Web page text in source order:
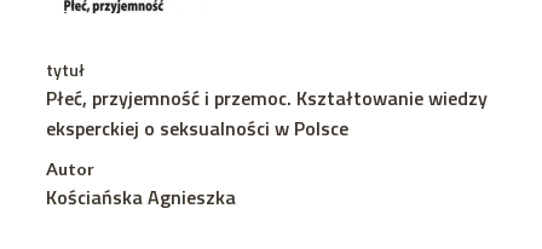
tytuł
Płeć, przyjemność i przemoc. Kształtowanie wiedzy
eksperckiej o seksualności w Polsce
Autor
Kościańska Agnieszka